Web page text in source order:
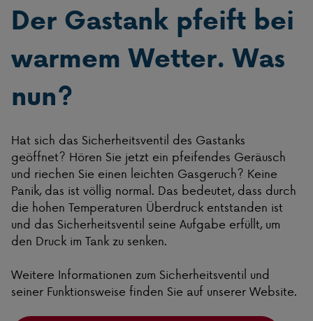
Der Gastank pfeift bei
warmem Wetter. Was
nun?
Hat sich das Sicherheitsventil des Gastanks
geöffnet? Hören Sie jetzt ein pfeifendes Geräusch
und riechen Sie einen leichten Gasgeruch? Keine
Panik, das ist völlig normal. Das bedeutet, dass durch
die hohen Temperaturen Überdruck entstanden ist
und das Sicherheitsventil seine Aufgabe erfüllt, um
den Druck im Tank zu senken.
Weitere Informationen zum Sicherheitsventil und
seiner Funktionsweise finden Sie auf unserer Website.